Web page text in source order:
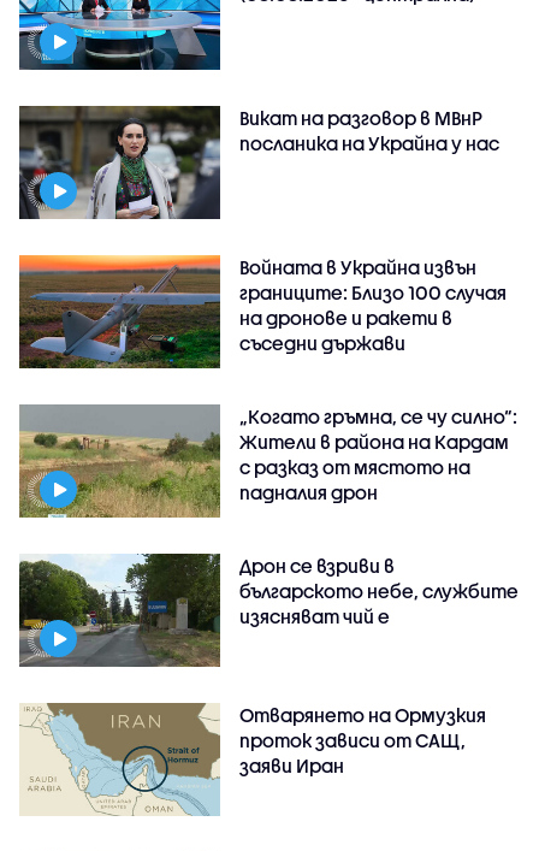
Викат на разговор в МВнР
посланика на Украйна у нас
Войната в Украйна извън
границите: Близо 100 случая
на дронове и ракети в
съседни държави
„Когато гръмна, се чу силно“:
Жители в района на Кардам
с разказ от мястото на
падналия дрон
Дрон се взриви в
българското небе, службите
изясняват чий е
Отварянето на Ормузкия
проток зависи от САЩ,
заяви Иран